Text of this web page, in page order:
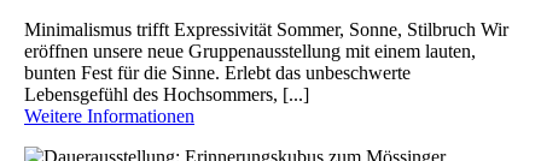
Minimalismus trifft Expressivität Sommer, Sonne, Stilbruch Wir
eröffnen unsere neue Gruppenausstellung mit einem lauten,
bunten Fest für die Sinne. Erlebt das unbeschwerte
Lebensgefühl des Hochsommers, [...]
Weitere Informationen